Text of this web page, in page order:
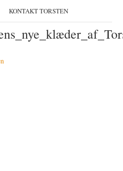
KONTAKT TORSTEN